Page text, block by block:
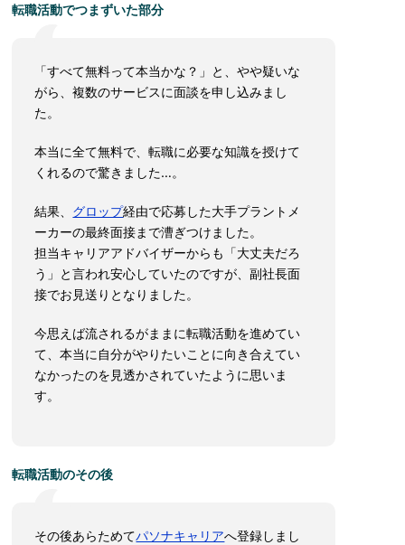
転職活動でつまずいた部分
「すべて無料って本当かな？」と、やや疑いな
がら、複数のサービスに面談を申し込みまし
た。
本当に全て無料で、転職に必要な知識を授けて
くれるので驚きました…。
結果、 グロップ経由で応募した大手プラントメ
ーカーの最終面接まで漕ぎつけました。
担当キャリアアドバイザーからも「大丈夫だろ
う」と言われ安心していたのですが、副社長面
接でお見送りとなりました。
今思えば流されるがままに転職活動を進めてい
て、本当に自分がやりたいことに向き合えてい
なかったのを見透かされていたように思いま
す。
転職活動のその後
その後あらためてパソナキャリアへ登録しまし